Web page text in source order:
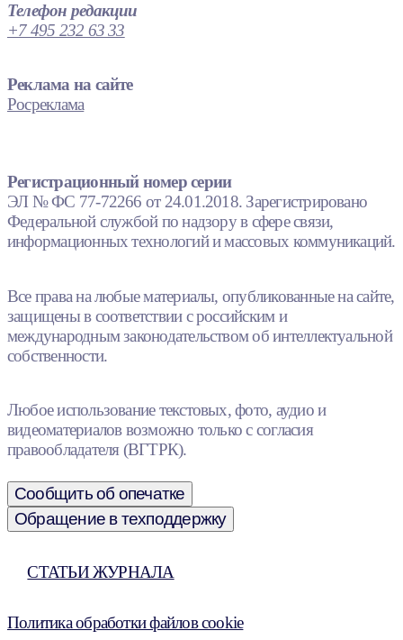
Телефон редакции
+7 495 232 63 33
Реклама на сайте
Росреклама
Регистрационный номер серии
ЭЛ № ФС 77-72266 от 24.01.2018. Зарегистрировано
Федеральной службой по надзору в сфере связи,
информационных технологий и массовых коммуникаций.
Все права на любые материалы, опубликованные на сайте,
защищены в соответствии с российским и
международным законодательством об интеллектуальной
собственности.
Любое использование текстовых, фото, аудио и
видеоматериалов возможно только с согласия
правообладателя (ВГТРК).
Сообщить об опечатке
Обращение в техподдержку
СТАТЬИ ЖУРНАЛА
Политика обработки файлов cookie